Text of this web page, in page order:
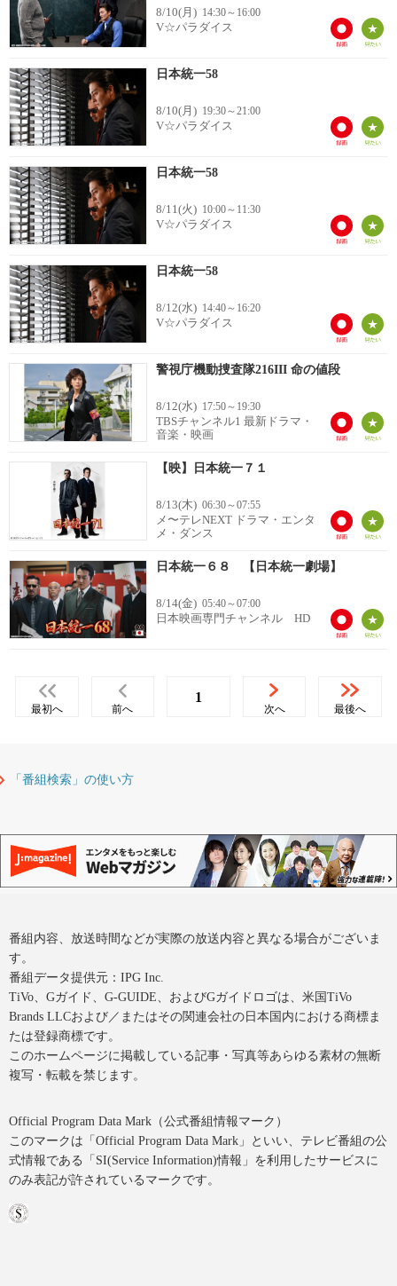
8/10(月) 14:30～16:00
V☆パラダイス
日本統一58
8/10(月) 19:30～21:00
V☆パラダイス
日本統一58
8/11(火) 10:00～11:30
V☆パラダイス
日本統一58
8/12(水) 14:40～16:20
V☆パラダイス
警視庁機動捜査隊216III 命の値段
8/12(水) 17:50～19:30
TBSチャンネル1 最新ドラマ・
音楽・映画
【映】日本統一７１
8/13(木) 06:30～07:55
メ〜テレNEXT ドラマ・エンタ
メ・ダンス
日本統一６８ 【日本統一劇場】
8/14(金) 05:40～07:00
日本映画専門チャンネル HD
最初へ 前へ
1
次へ 最後へ
「番組検索」の使い方
番組内容、放送時間などが実際の放送内容と異なる場合がございま
す。
番組データ提供元：IPG Inc.
TiVo、Gガイド、G-GUIDE、およびGガイドロゴは、米国TiVo
Brands LLCおよび／またはその関連会社の日本国内における商標ま
たは登録商標です。
このホームページに掲載している記事・写真等あらゆる素材の無断
複写・転載を禁じます。
Official Program Data Mark（公式番組情報マーク）
このマークは「Official Program Data Mark」といい、テレビ番組の公
式情報である「SI(Service Information)情報」を利用したサービスに
のみ表記が許されているマークです。